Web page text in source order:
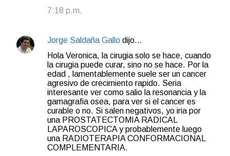
7:18 p.m.
Jorge Saldaña Gallo dijo…
Hola Veronica, la cirugia solo se hace, cuando
la cirugia puede curar, sino no se hace. Por la
edad , lamentablemente suele ser un cancer
agresivo de crecimiento rapido. Seria
interesante ver como salio la resonancia y la
gamagrafia osea, para ver si el cancer es
curable o no. Si salen negativos, yo iria por
una PROSTATECTOMIA RADICAL
LAPAROSCOPICA y probablemente luego
una RADIOTERAPIA CONFORMACIONAL
COMPLEMENTARIA.